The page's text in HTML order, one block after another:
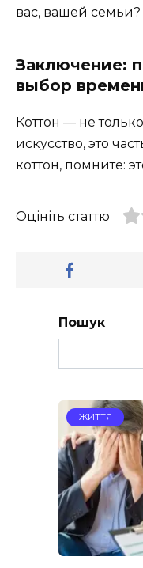
вас, вашей семьи?
Заключение:
выбор
Коттон — не
искусство, это
коттон, помните:
Оцініть статтю
Пошук
ЖИТТЯ